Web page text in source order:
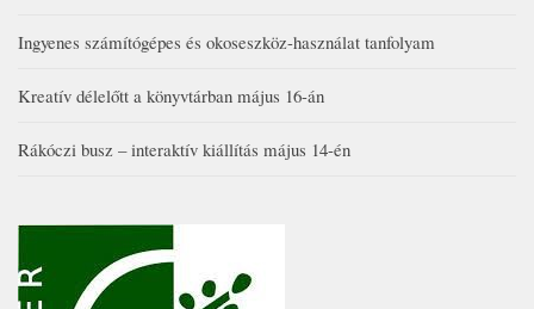
Ingyenes számítógépes és okoseszköz-használat tanfolyam
Kreatív délelőtt a könyvtárban május 16-án
Rákóczi busz – interaktív kiállítás május 14-én